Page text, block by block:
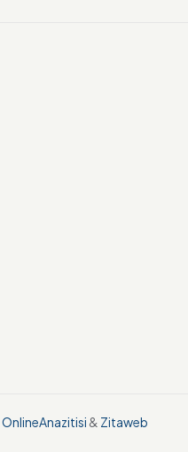
OnlineAnazitisi & Zitaweb